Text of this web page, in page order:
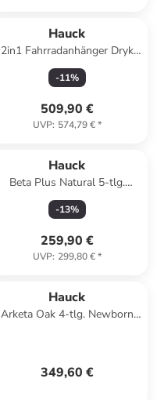
Hauck
2in1 Fahrradanhänger Dryk
Duo Plus für 2 in black
-11%
509,90 €
UVP: 574,79 €*
Hauck
Beta Plus Natural 5-tlg.
Newbornset in braun,grau
-13%
259,90 €
UVP: 299,80 €*
Hauck
Arketa Oak 4-tlg. Newborn
349,60 €